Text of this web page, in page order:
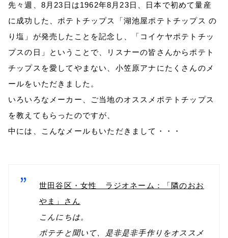
先々週、 8 月 23 日は1962年8 月 23日、日本で初めて量産
に成功した、ポテトチップス「湖池屋ポテトチップス の
り塩」が発売したことを記念し、「コイケヤポテトチッ
プスの日」ということで、リスナーの皆さんからポテト
チップスを愛してやまない、小笠原アナにたくさんのメ
ールをいただきました。
いろいろなメーカー、ご当地のオススメポテトチップス
を教えてもらったのですが、
中には、こんなメールもいただきまして・・・
世田谷区・女性 ラジオネーム：「隣のおお
やま」さん
こんにちは。
ポテチと聞いて、是非是非手作りをオススメ